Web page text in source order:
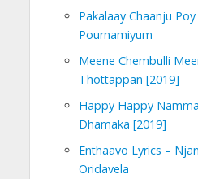
Pakalaay Chaanju
Pournamiyum
Meene Chembulli
Thottappan [2019]
Happy Happy
Dhamaka [2019]
Enthaavo Lyrics –
Oridavela